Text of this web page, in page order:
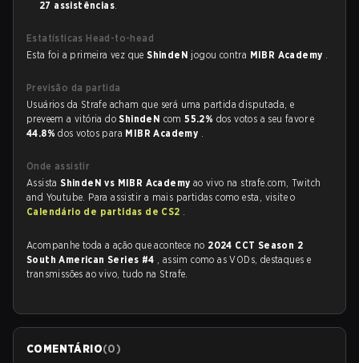
27 assistências.
Estatísticas Head-to-head
Esta foi a primeira vez queShindeN jogou contra MIBR Academy .
Previsão da partida
Usuários da Strafe acham que será uma partida disputada, e
preveem a vitória doShindeN com55.2% dos votos a seu favor e
44.8%dos votos para MIBR Academy .
Onde assistir
AssistaShindeN vs MIBR Academy ao vivo na strafe.com, Twitch
and Youtube. Para assistir a mais partidas como esta, visite o
Calendário de partidas de CS2 .
Acompanhe toda a ação que acontece no 2024 CCT Season 2
South American Series #4 , assim como as VODs, destaques e
transmissões ao vivo, tudo na Strafe.
COMENTÁRIO(0)